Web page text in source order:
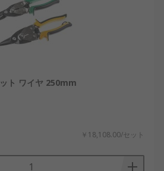
ト ワイヤ 250mm
￥18,108.00/セット